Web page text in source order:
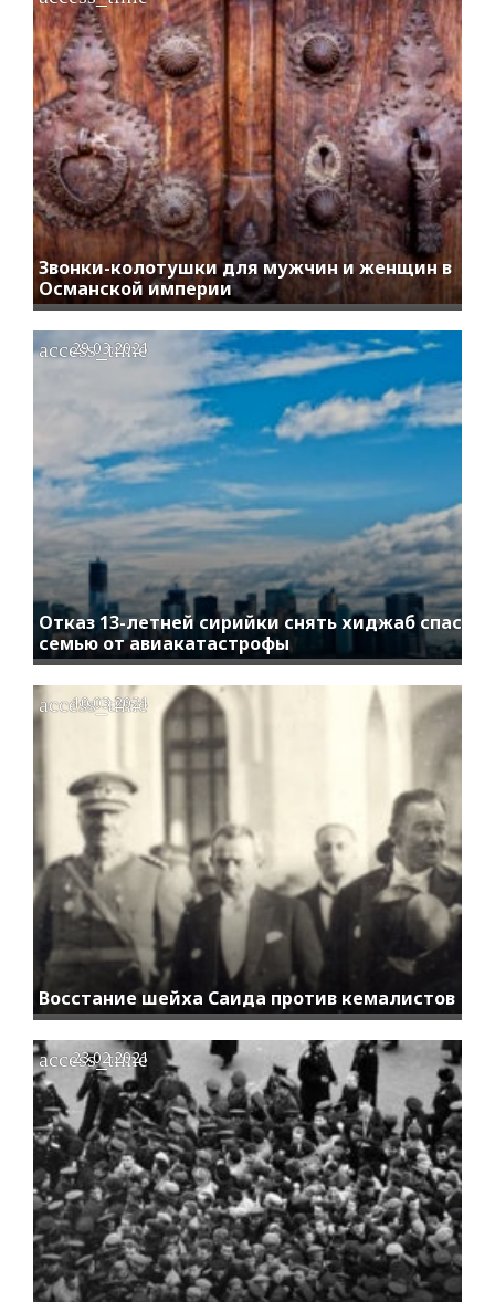
Звонки-колотушки для мужчин и женщин в
Османской империи
Отказ 13-летней сирийки снять хиджаб спас
семью от авиакатастрофы
access_time
29.03.2021
Восстание шейха Саида против кемалистов
access_time
10.03.2021
access_time
23.02.2021